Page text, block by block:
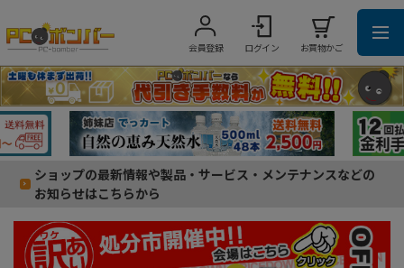
会員登録 ログイン お買物かご
ショップの最新情報や製品・サービス・メンテナンスなどの
お知らせはこちらから